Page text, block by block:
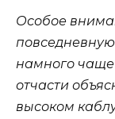
Особое
намного чаще
отчасти
высоком